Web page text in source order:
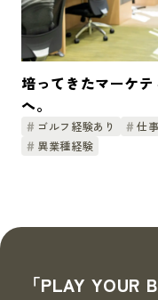
培ってきたマーケ
へ。
ゴルフ経験あり 仕
異業種経験
「PLAY YOUR